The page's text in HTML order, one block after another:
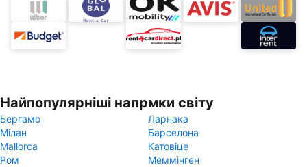
Найпопулярніші напрмки світу
Бергамо
Ларнака
Мілан
Барселона
Mallorca
Катовіце
Ром
Меммінген